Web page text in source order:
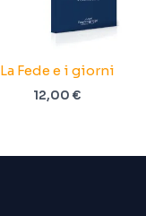
La Fede e i giorni
12,00 €